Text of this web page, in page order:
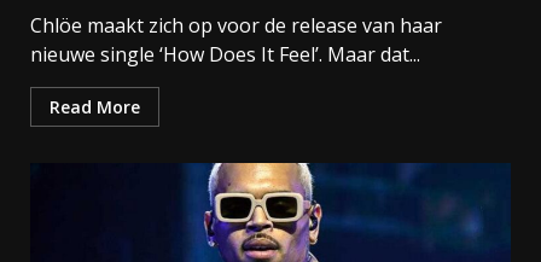
Chlöe maakt zich op voor de release van haar
nieuwe single ‘How Does It Feel’. Maar dat...
Read More